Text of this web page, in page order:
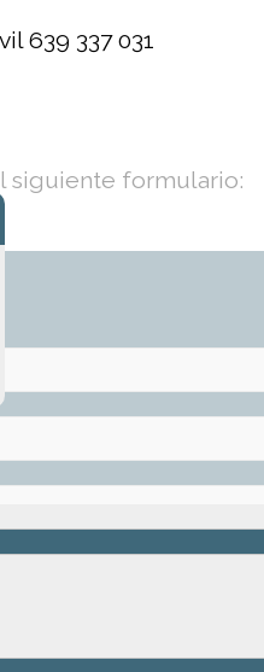
639 337 031
siguiente formulario: